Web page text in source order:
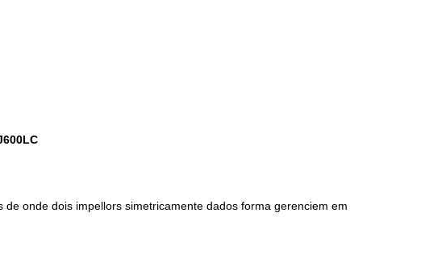
onde dois impellors simetricamente dados forma gerenciem em